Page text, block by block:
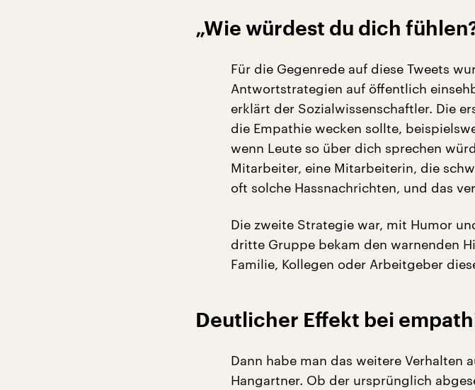
„Wie würdest du dich
Für die Gegenrede auf diese Tweets
Antwortstrategien auf öffentlich
erklärt der Sozialwissenschaftler. Die
die Empathie wecken sollte,
wenn Leute so über dich sprechen
Mitarbeiter, eine Mitarbeiterin, die
oft solche Hassnachrichten, und das
Die zweite Strategie war, mit Humor
dritte Gruppe bekam den warnenden
Familie, Kollegen oder Arbeitgeber
Deutlicher Effekt bei
Dann habe man das weitere Verhalten
Hangartner. Ob der ursprünglich